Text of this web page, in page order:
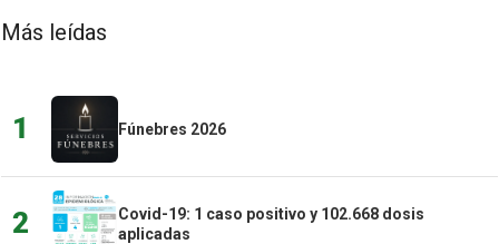
Más leídas
1 Fúnebres 2026
2
Covid-19: 1 caso positivo y 102.668 dosis
aplicadas